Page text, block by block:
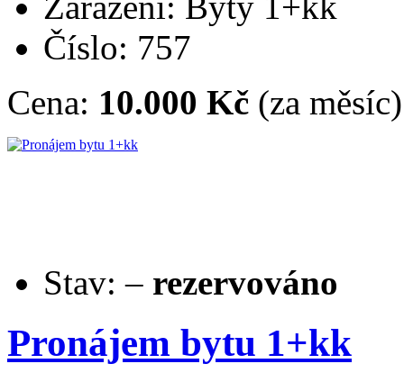
Číslo: 757
Cena: 10.000 Kč (za měsíc)
Stav: – rezervováno
Pronájem bytu 1+kk